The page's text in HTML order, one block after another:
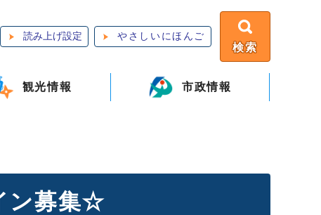
読み上げ設定 やさしいにほんご
検索
観光情報 市政情報
ン募集☆